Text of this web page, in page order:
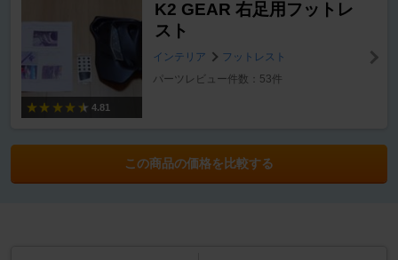
4.81
K2 GEAR 右足用フットレ
スト
インテリア
フットレスト
パーツレビュー件数：53件
この商品の価格を比較する